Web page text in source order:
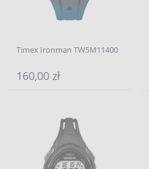
Timex Ironman TW5M11400
160,00 zł